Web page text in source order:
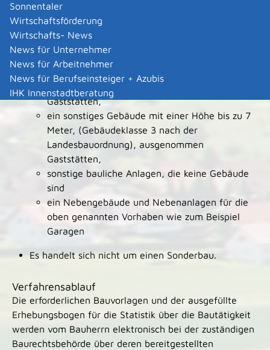
Sonnentaler
Wirtschaftsförderung
Wirtschafts- News
News für Unternehmer
News für Arbeitnehmer
News für Berufseinsteiger + Azubis
IHK Innenstadtberatung
Landesbauordnung),
ein Gebäude mit einer Höhe bis zu 7 Meter und
nicht mehr als zwei Nutzungseinheiten von
insgesamt nicht mehr als 400
(Gebäudeklasse 2 nach der
Landesbauordnung), ausgenommen
Gaststätten,
ein sonstiges Gebäude mit einer Höhe bis zu 7
Meter, (Gebäudeklasse 3 nach der
Landesbauordnung), ausgenommen
Gaststätten,
sonstige bauliche Anlagen, die keine Gebäude
sind
ein Nebengebäude und Nebenanlagen für die
oben genannten Vorhaben wie zum Beispiel
Garagen
Es handelt sich nicht um einen Sonderbau.
Verfahrensablauf
Die erforderlichen Bauvorlagen und der ausgefüllte
Erhebungsbogen für die Statistik über die Bautätigkeit
werden vom Bauherrn elektronisch bei der zuständigen
Baurechtsbehörde über deren bereitgestellten